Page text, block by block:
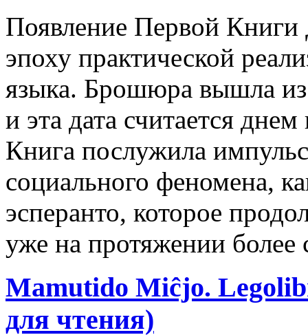
Появление Первой Книги
эпоху практической
языка. Брошюра вышла из
и эта дата считается
Книга послужила
социального феномена,
эсперанто, которое
уже на протяжении более
Mamutido Miĉjo.
для чтения)